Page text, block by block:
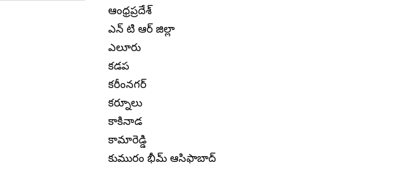
ఆంధ్రప్రదేశ్
ఎన్ టి ఆర్ జిల్లా
ఎలూరు
కడప
కరీంనగర్
కర్నూలు
కాకినాడ
కామారెడ్డి
కుమురం భీమ్ ఆసిఫాబాద్